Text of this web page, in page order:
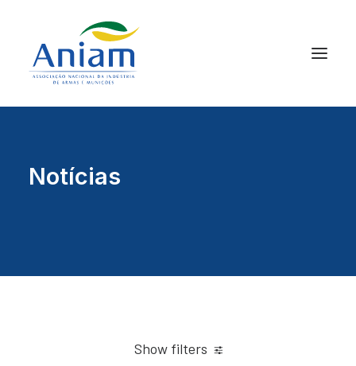
Notícias
Show filters